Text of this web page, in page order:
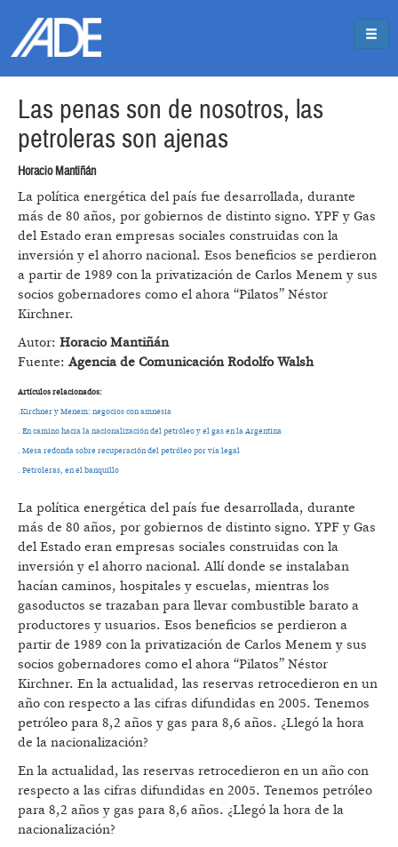
Las penas son de nosotros, las
petroleras son ajenas
Horacio Mantiñán
La política energética del país fue desarrollada, durante
más de 80 años, por gobiernos de distinto signo. YPF y Gas
del Estado eran empresas sociales construidas con la
inversión y el ahorro nacional. Esos beneficios se perdieron
a partir de 1989 con la privatización de Carlos Menem y sus
socios gobernadores como el ahora “Pilatos” Néstor
Kirchner.
Autor: Horacio Mantiñán
Fuente: Agencia de Comunicación Rodolfo Walsh
Artículos relacionados:
.Kirchner y Menem: negocios con amnesia
. En camino hacia la nacionalización del petróleo y el gas en la Argentina
. Mesa redonda sobre recuperación del petróleo por vía legal
. Petroleras, en el banquillo
La política energética del país fue desarrollada, durante
más de 80 años, por gobiernos de distinto signo. YPF y Gas
del Estado eran empresas sociales construidas con la
inversión y el ahorro nacional. Allí donde se instalaban
hacían caminos, hospitales y escuelas, mientras los
gasoductos se trazaban para llevar combustible barato a
productores y usuarios. Esos beneficios se perdieron a
partir de 1989 con la privatización de Carlos Menem y sus
socios gobernadores como el ahora “Pilatos” Néstor
Kirchner. En la actualidad, las reservas retrocedieron en un
año con respecto a las cifras difundidas en 2005. Tenemos
petróleo para 8,2 años y gas para 8,6 años. ¿Llegó la hora
de la nacionalización?
En la actualidad, las reservas retrocedieron en un año con
respecto a las cifras difundidas en 2005. Tenemos petróleo
para 8,2 años y gas para 8,6 años. ¿Llegó la hora de la
nacionalización?